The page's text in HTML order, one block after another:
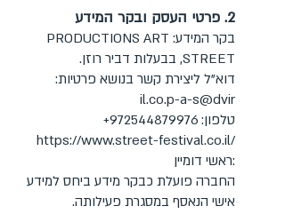
2. פרטי העסק ובקר המידע
בקר המידע: PRODUCTIONS ART
STREET, בבעלות דביר רוזן.
דוא"ל ליצירת קשר בנושא פרטיות:
il.co.p-a-s@dvir
טלפון: 972544879976+
/https://www.street-festival.co.il
:ראשי דומיין
החברה פועלת כבקר מידע ביחס למידע
אישי הנאסף במסגרת פעילותה.